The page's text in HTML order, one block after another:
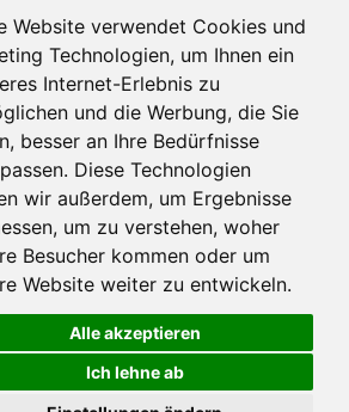
Website verwendet Cookies und
Technologien, um Ihnen ein
Internet-Erlebnis zu
und die Werbung, die Sie
besser an Ihre Bedürfnisse
Diese Technologien
wir außerdem, um Ergebnisse
um zu verstehen, woher
Besucher kommen oder um
Website weiter zu entwickeln.
Alle akzeptieren
Ich lehne ab
EINSTELLUNGEN